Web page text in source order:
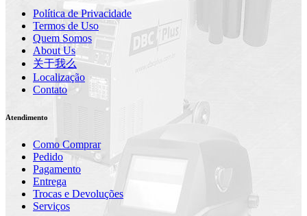
Política de Privacidade
Termos de Uso
Quem Somos
About Us
关于我么
Localização
Contato
Atendimento
Como Comprar
Pedido
Pagamento
Entrega
Trocas e Devoluções
Serviços